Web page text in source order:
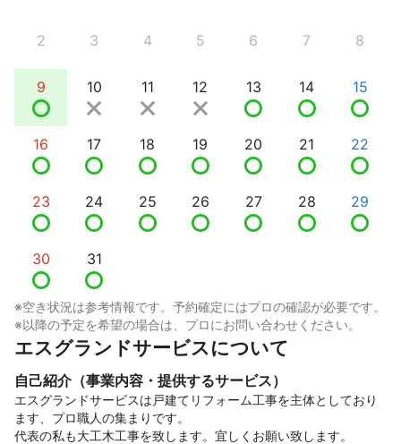
2 3 4 5 6 7 8
9 10 11 12 13 14 15
16 17 18 19 20 21 22
23 24 25 26 27 28 29
30 31
※空き状況は参考情報です。予約確定にはプロの確認が必要です。
※以降の予定を希望の場合は、プロにお問い合わせください。
エスグランドサービスについて
自己紹介（事業内容・提供するサービス）
エスグランドサービスは戸建てリフォーム工事を主体としており
ます、プロ職人の集まりです。
代表の私も大工木工事を致します。宜しくお願い致します。